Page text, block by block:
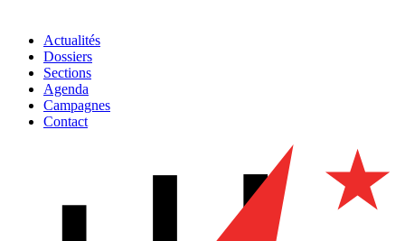
Actualités
Dossiers
Sections
Agenda
Campagnes
Contact